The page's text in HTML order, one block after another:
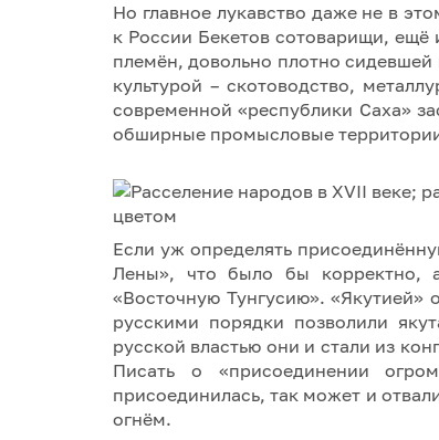
Но главное лукавство даже не в
к России Бекетов сотоварищи,
племён, довольно плотно
культурой – скотоводство,
современной «республики Саха»
обширные промысловые
Если уж определять
Лены», что было бы корректно,
«Восточную Тунгусию». «Якутией»
русскими порядки позволили
русской властью они и стали из
Писать о «присоединении
присоединилась, так может и
огнём.